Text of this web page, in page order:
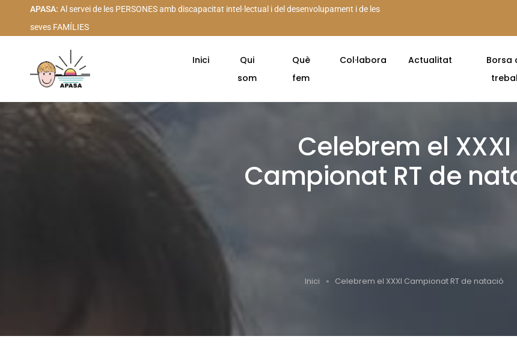
APASA: Al servei de les PERSONES amb discapacitat intel·lectual i del desenvolupament i de les
seves FAMÍLIES
Inici
Qui
som
Què
fem
Col·labora Actualitat
Borsa
Celebrem el XXXI
Campionat RT de
Inici Celebrem el XXXI Campionat RT de natació